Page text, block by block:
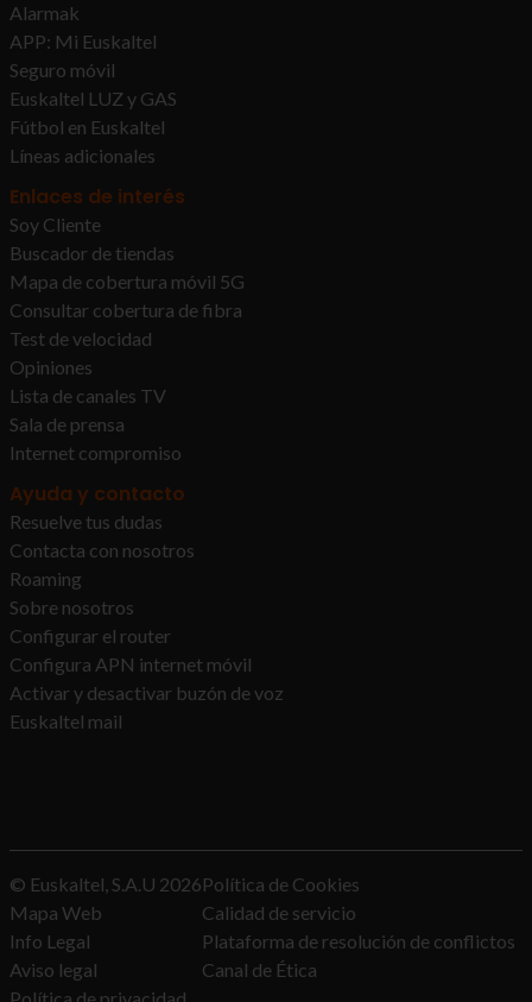
Alarmak
APP: Mi Euskaltel
Seguro móvil
Euskaltel LUZ y GAS
Fútbol en Euskaltel
Líneas adicionales
Enlaces de interés
Soy Cliente
Buscador de tiendas
Mapa de cobertura móvil 5G
Consultar cobertura de fibra
Test de velocidad
Opiniones
Lista de canales TV
Sala de prensa
Internet compromiso
Ayuda y contacto
Resuelve tus dudas
Contacta con nosotros
Roaming
Sobre nosotros
Configurar el router
Configura APN internet móvil
Activar y desactivar buzón de voz
Euskaltel mail
© Euskaltel, S.A.U 2026
Mapa Web
Info Legal
Aviso legal
Política de Cookies
Calidad de servicio
Plataforma de resolución de conflictos
Canal de Ética